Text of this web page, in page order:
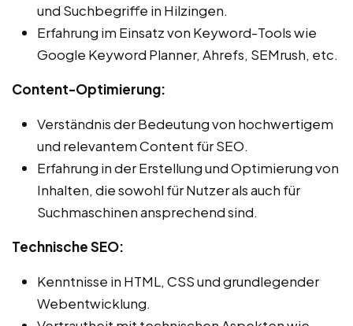
und Suchbegriffe in Hilzingen.
Erfahrung im Einsatz von Keyword-Tools wie
Google Keyword Planner, Ahrefs, SEMrush, etc.
Content-Optimierung:
Verständnis der Bedeutung von hochwertigem
und relevantem Content für SEO.
Erfahrung in der Erstellung und Optimierung von
Inhalten, die sowohl für Nutzer als auch für
Suchmaschinen ansprechend sind.
Technische SEO:
Kenntnisse in HTML, CSS und grundlegender
Webentwicklung.